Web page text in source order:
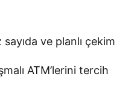
ve planlı çekim
ATM’lerini tercih